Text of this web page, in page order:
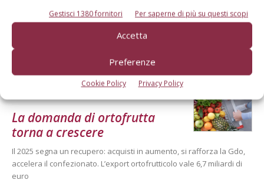
Gestisci 1380 fornitori Per saperne di più su questi scopi
Accetta
Preferenze
Cookie Policy Privacy Policy
L'andamento delle quotazioni nelle ultime tre campagne
commerciali secondo l'analisi Bmti-Italmercati
Di
La domanda di ortofrutta
torna a crescere
Il 2025 segna un recupero: acquisti in aumento, si rafforza la Gdo,
accelera il confezionato. L’export ortofrutticolo vale 6,7 miliardi di
euro